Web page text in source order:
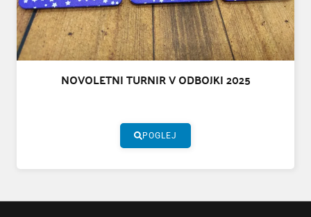
NOVOLETNI TURNIR V ODBOJKI 2025
POGLEJ